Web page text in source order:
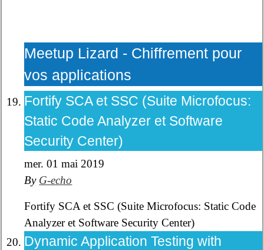
Meetup Lizard - Chiffrement pour
vos applications
Fortify SCA et SSC (Suite Microfocus:
Static Code Analyzer et Software
Security Center)
mer. 01 mai 2019
By G-echo
Fortify SCA et SSC (Suite Microfocus: Static Code
Analyzer et Software Security Center)
Dynamic Application Testing with